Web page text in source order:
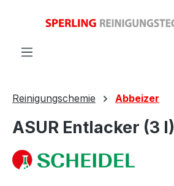
Reinigungschemie Abbeizer
ASUR Entlacker (3 l)